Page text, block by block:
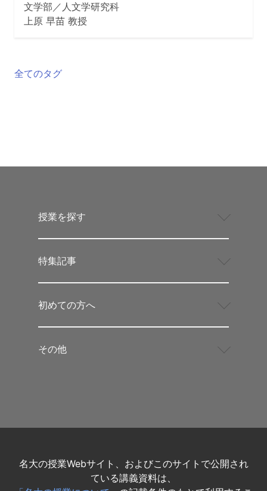
文学部／人文学研究科
上原 早苗 教授
全てのタグ
授業を探す
特集記事
初めての方へ
その他
名大の授業Webサイト、およびこのサイトで公開され
ている講義資料は、